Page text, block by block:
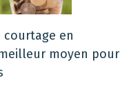
courtage en
moyen pour